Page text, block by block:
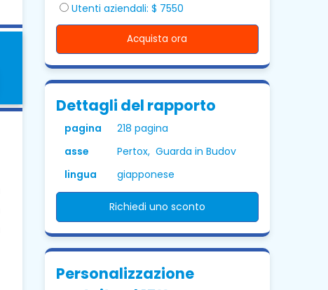
Utenti aziendali: $ 7550
Acquista ora
Dettagli del rapporto
pagina
218 pagina
asse
Pertox, Guarda in Budov
lingua
giapponese
Richiedi uno sconto
Personalizzazione